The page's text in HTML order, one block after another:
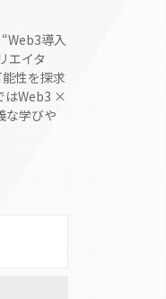
導入
エイタ
性を探求
はWeb3 ×
な学びや